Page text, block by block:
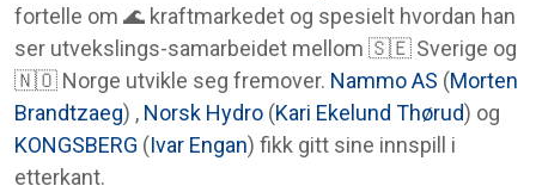
fortelle om 🌊 kraftmarkedet og spesielt hvordan han
ser utvekslings-samarbeidet mellom 🇸🇪 Sverige og
🇳🇴 Norge utvikle seg fremover. Nammo AS (Morten
Brandtzaeg) , Norsk Hydro (Kari Ekelund Thørud) og
KONGSBERG (Ivar Engan) fikk gitt sine innspill i
etterkant.